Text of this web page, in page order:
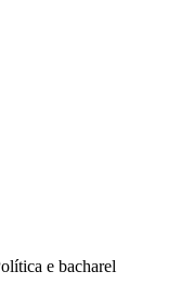
e bacharel